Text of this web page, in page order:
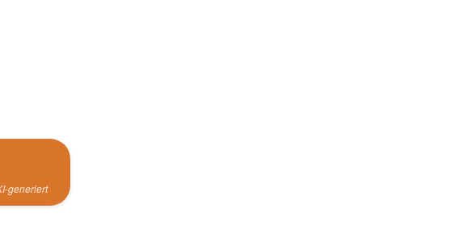
generiert